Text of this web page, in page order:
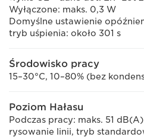
Wyłączone: maks. 0,3 W
Domyślne ustawienie
tryb uśpienia: około 301 s
Środowisko pracy
15–30°C, 10–80% (bez
Poziom Hałasu
Podczas pracy: maks. 51
rysowanie linii, tryb